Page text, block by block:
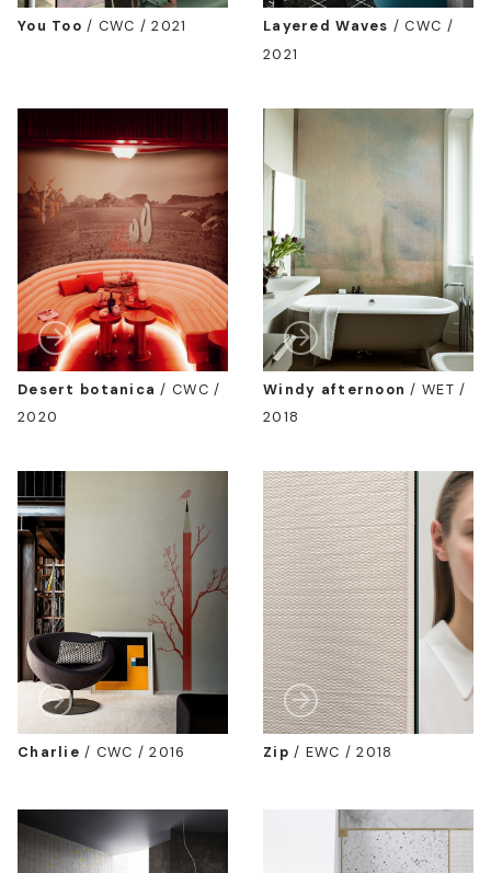
You Too / CWC / 2021 Layered Waves /CWC /
2021
Desert botanica /CWC /
2020
Windy afternoon /WET /
2018
Charlie / CWC / 2016 Zip / EWC / 2018